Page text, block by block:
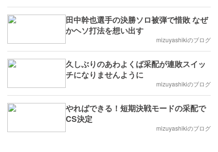
田中幹也選手の決勝ソロ被弾で惜敗 なぜ
かヘソ打法を想い出す
mizuyashikiのブログ
久しぶりのあわよくば采配が連敗スイッ
チになりませんように
mizuyashikiのブログ
やればできる！短期決戦モードの采配で
CS決定
mizuyashikiのブログ